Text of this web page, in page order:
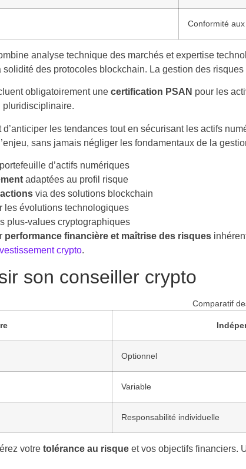
Conformité
analyse technique des marchés et expertise
solidité des protocoles blockchain. La gestion des
obligatoirement une certification PSAN pour les
pluridisciplinaire.
les tendances tout en sécurisant les actifs
sans jamais négliger les fondamentaux de la
d’actifs numériques
adaptées au profil risque
via des solutions blockchain
les évolutions technologiques
plus-values cryptographiques
performance financière et maîtrise des risques
crypto.
son conseiller crypto
Comparatif
Optionnel
Variable
Responsabilité individuelle
votre tolérance au risque et vos objectifs financiers.